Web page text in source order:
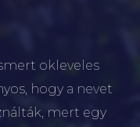
okleveles
hogy a nevet
mert egy